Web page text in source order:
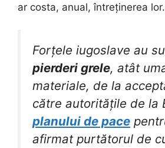
ar costa, anual, întreținerea lor.
Forțele iugoslave au
pierderi grele, atât
materiale, de la
către autoritățile de la
planului de pace
afirmat purtătorul de